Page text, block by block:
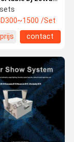
Laser Light
Show Equipment
/Set
contact